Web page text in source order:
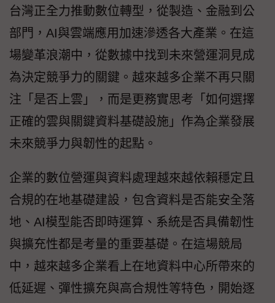
台灣正全力推動數位轉型，從製造、金融到公
部門，AI與雲端應用加速滲透各大產業。在這
場變革浪潮中，從數據中找到未來營運洞見成
為決定競爭力的關鍵。越來越多企業不再只關
注「是否上雲」，而是更務實思考「如何選擇
正確的雲與關鍵資料基礎設施」作為企業發展
未來競爭力與韌性的起點。
企業的數位營運與資料處理越來越依賴穩定且
合規的在地基礎建設，包含資料是否能安全落
地、AI模型能否即時運算、系統是否具備韌性
與擴充性都是考量的重要基礎。在這場競局
中，越來越多企業看上在地資料中心所帶來的
低延遲、彈性擴充與高合規性等特色，開始逐